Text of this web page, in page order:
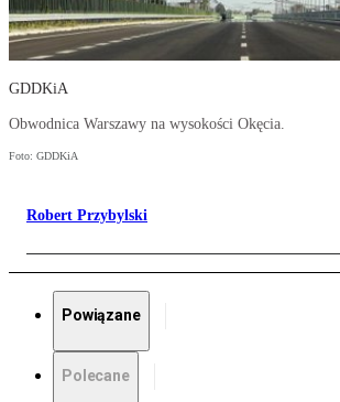
GDDKiA
Obwodnica Warszawy na wysokości Okęcia.
Foto: GDDKiA
Robert Przybylski
Powiązane
Polecane